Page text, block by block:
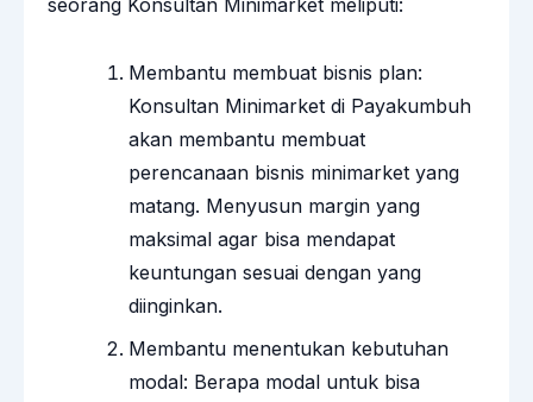
seorang Konsultan Minimarket meliputi:
Membantu membuat bisnis plan:
Konsultan Minimarket di Payakumbuh
akan membantu membuat
perencanaan bisnis minimarket yang
matang. Menyusun margin yang
maksimal agar bisa mendapat
keuntungan sesuai dengan yang
diinginkan.
Membantu menentukan kebutuhan
modal: Berapa modal untuk bisa